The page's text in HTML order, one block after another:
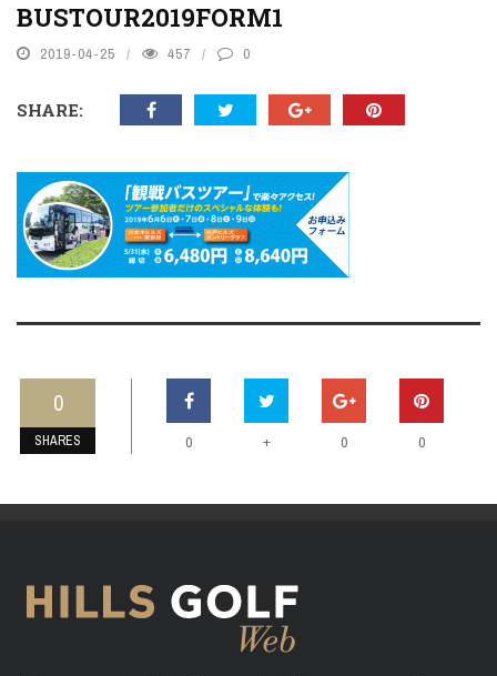
BUSTOUR2019FORM1
2019-04-25 457 0
SHARE:
0
SHARES 0 + 0 0